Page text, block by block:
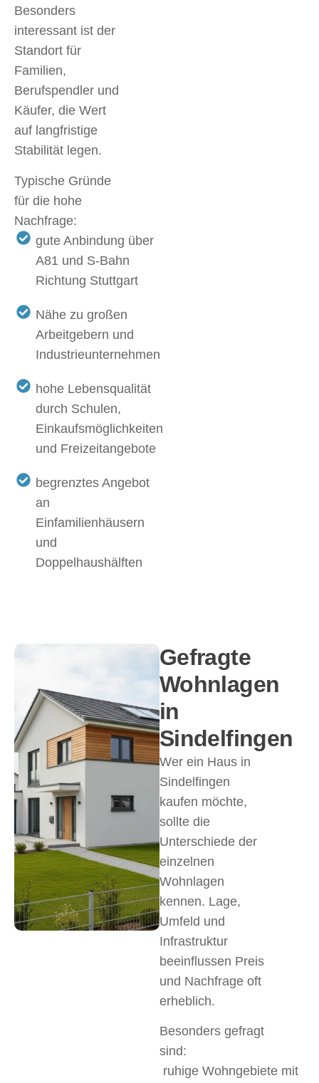
Besonders
interessant ist der
Standort für
Familien,
Berufspendler und
Käufer, die Wert
auf langfristige
Stabilität legen.
Typische Gründe
für die hohe
Nachfrage:
gute Anbindung über
A81 und S-Bahn
Richtung Stuttgart
Nähe zu großen
Arbeitgebern und
Industrieunternehmen
hohe Lebensqualität
durch Schulen,
Einkaufsmöglichkeiten
und Freizeitangebote
begrenztes Angebot
an
Einfamilienhäusern
und
Doppelhaushälften
Gefragte
Wohnlagen
in
Sindelfingen
Wer ein Haus in
Sindelfingen
kaufen möchte,
sollte die
Unterschiede der
einzelnen
Wohnlagen
kennen. Lage,
Umfeld und
Infrastruktur
beeinflussen Preis
und Nachfrage oft
erheblich.
Besonders gefragt
sind:
ruhige Wohngebiete mit